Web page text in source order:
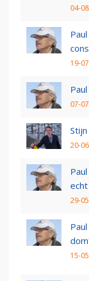
04-
19-
07-
20-
29-
15-